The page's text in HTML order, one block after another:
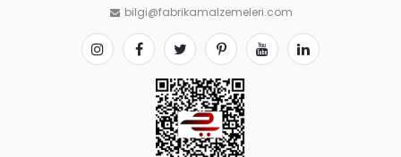
bilgi@fabrikamalzemeleri.com